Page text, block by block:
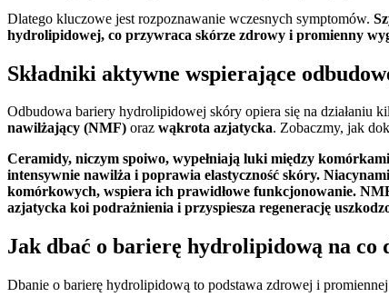
Dlatego kluczowe jest rozpoznawanie wczesnych symptomów.
hydrolipidowej, co przywraca skórze zdrowy i promienny
Składniki aktywne wspierające
Odbudowa bariery hydrolipidowej skóry opiera się na działaniu
nawilżający (NMF) oraz wąkrota azjatycka. Zobaczmy, jak
Ceramidy, niczym spoiwo, wypełniają luki między
intensywnie nawilża i poprawia elastyczność skóry.
komórkowych, wspiera ich prawidłowe funkcjonowanie.
azjatycka koi podrażnienia i przyspiesza regenerację
Jak dbać o barierę hydrolipidową na co
Dbanie o barierę hydrolipidową to podstawa zdrowej i